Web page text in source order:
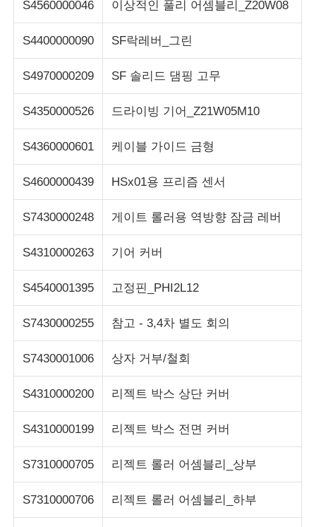
S4560000046 이상적인 풀리 어셈블리_Z20W08
S4400000090 SF락레버_그린
S4970000209 SF 솔리드 댐핑 고무
S4350000526 드라이빙 기어_Z21W05M10
S4360000601 케이블 가이드 금형
S4600000439 HSx01용 프리즘 센서
S7430000248 게이트 롤러용 역방향 잠금 레버
S4310000263 기어 커버
S4540001395 고정핀_PHI2L12
S7430000255 참고 - 3,4차 별도 회의
S7430001006 상자 거부/철회
S4310000200 리젝트 박스 상단 커버
S4310000199 리젝트 박스 전면 커버
S7310000705 리젝트 롤러 어셈블리_상부
S7310000706 리젝트 롤러 어셈블리_하부